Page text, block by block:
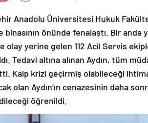
Anadolu Üniversitesi Hukuk
binasının önünde fenalaştı. Bir anda
olay yerine gelen 112 Acil Servis
Tedavi altına alınan Aydın, tüm
Kalp krizi geçirmiş olabileceği
olan Aydın’ın cenazesinin daha
öğrenildi.